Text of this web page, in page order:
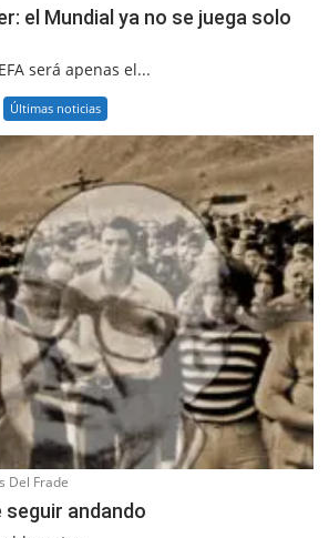
el Mundial ya no se juega solo
será apenas el...
Últimas noticias
Del Frade
seguir andando